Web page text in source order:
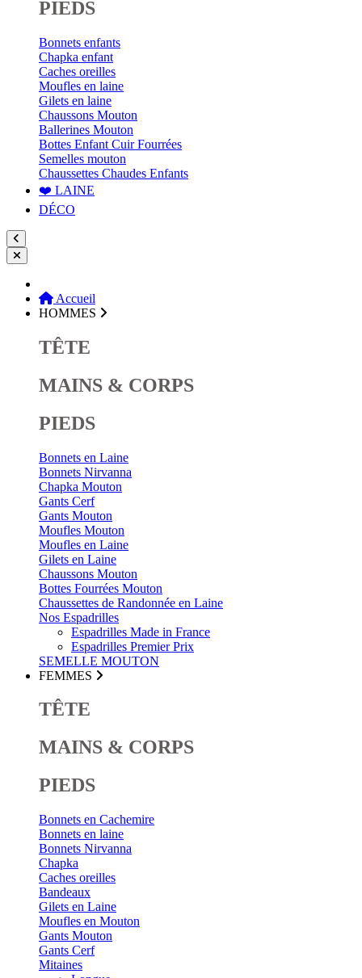
PIEDS
Bonnets enfants
Chapka enfant
Caches oreilles
Moufles en laine
Gilets en laine
Chaussons Mouton
Ballerines Mouton
Bottes Enfant Cuir Fourrées
Semelles mouton
Chaussettes Chaudes Enfants
❤️ LAINE
DÉCO
Accueil
HOMMES
TÊTE
MAINS & CORPS
PIEDS
Bonnets en Laine
Bonnets Nirvanna
Chapka Mouton
Gants Cerf
Gants Mouton
Moufles Mouton
Moufles en Laine
Gilets en Laine
Chaussons Mouton
Bottes Fourrées Mouton
Chaussettes de Randonnée en Laine
Nos Espadrilles
Espadrilles Made in France
Espadrilles Premier Prix
SEMELLE MOUTON
FEMMES
TÊTE
MAINS & CORPS
PIEDS
Bonnets en Cachemire
Bonnets en laine
Bonnets Nirvanna
Chapka
Caches oreilles
Bandeaux
Gilets en Laine
Moufles en Mouton
Gants Mouton
Gants Cerf
Mitaines